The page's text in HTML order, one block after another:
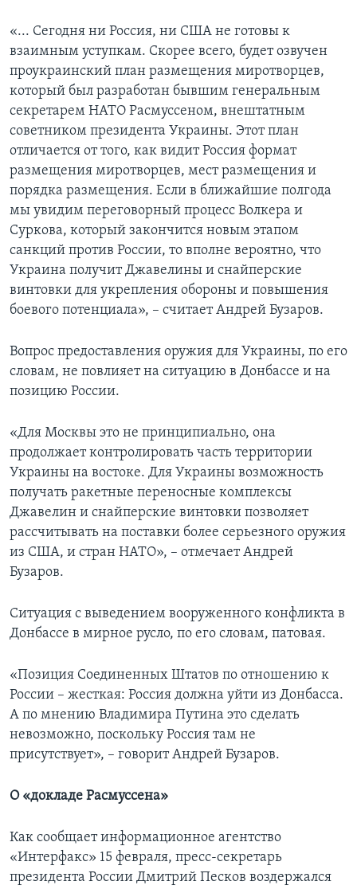
«... Сегодня ни Россия, ни США не готовы к
взаимным уступкам. Скорее всего, будет озвучен
проукраинский план размещения миротворцев,
который был разработан бывшим генеральным
секретарем НАТО Расмуссеном, внештатным
советником президента Украины. Этот план
отличается от того, как видит Россия формат
размещения миротворцев, мест размещения и
порядка размещения. Если в ближайшие полгода
мы увидим переговорный процесс Волкера и
Суркова, который закончится новым этапом
санкций против России, то вполне вероятно, что
Украина получит Джавелины и снайперские
винтовки для укрепления обороны и повышения
боевого потенциала», – считает Андрей Бузаров.
Вопрос предоставления оружия для Украины, по его
словам, не повлияет на ситуацию в Донбассе и на
позицию России.
«Для Москвы это не принципиально, она
продолжает контролировать часть территории
Украины на востоке. Для Украины возможность
получать ракетные переносные комплексы
Джавелин и снайперские винтовки позволяет
рассчитывать на поставки более серьезного оружия
из США, и стран НАТО», – отмечает Андрей
Бузаров.
Ситуация с выведением вооруженного конфликта в
Донбассе в мирное русло, по его словам, патовая.
«Позиция Соединенных Штатов по отношению к
России – жесткая: Россия должна уйти из Донбасса.
А по мнению Владимира Путина это сделать
невозможно, поскольку Россия там не
присутствует», – говорит Андрей Бузаров.
О «докладе Расмуссена»
Как сообщает информационное агентство
«Интерфакс» 15 февраля, пресс-секретарь
президента России Дмитрий Песков воздержался